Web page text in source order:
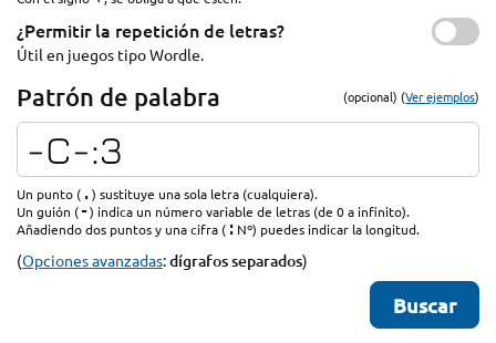
¿Permitir la repetición de letras?
Útil en juegos tipo Wordle.
Patrón de palabra (opcional) (Ver ejemplos)
Un punto (.) sustituye una sola letra (cualquiera).
Un guión (-) indica un número variable de letras (de 0 a infinito).
Añadiendo dos puntos y una cifra (: Nº) puedes indicar la longitud.
(Opciones avanzadas:dígrafos separados)